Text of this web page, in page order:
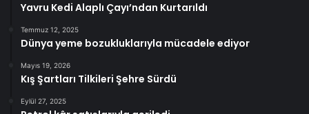
Yavru Kedi Alaplı Çayı’ndan Kurtarıldı
Temmuz 12, 2025
Dünya yeme bozukluklarıyla mücadele ediyor
Mayıs 19, 2026
Kış Şartları Tilkileri Şehre Sürdü
Eylül 27, 2025